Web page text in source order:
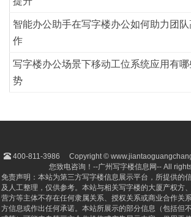
智能办公助手在写字楼办公如何助力团队
作
写字楼办公场景下移动工位系统应用有哪
势
400-811-3986
Copyright ©
您致电咨询！--广州写字楼信息网-- All
免责声明：本站为第三方写字楼信息展示平台，所提供的
及人工整理，仅供参考。本站与相关写字楼的大厦产权方
营方等主体不存在任何隶属关系、授权关系或商业合作关
方信息或作出任何承诺。本站所展示的部分信息（包括但